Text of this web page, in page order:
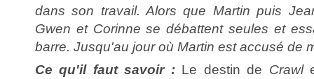
dans son travail. Alors que Martin puis
Gwen et Corinne se débattent seules et
barre. Jusqu'au jour où Martin est accusé de
Ce qu'il faut savoir : Le destin de Crawl